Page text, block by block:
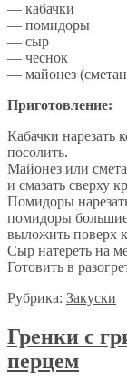
— кабачки
— помидоры
— сыр
— чеснок
— майонез
Приготовление:
Кабачки нарезать
посолить.
Майонез или
и смазать сверху
Помидоры
помидоры
выложить поверх
Сыр натереть на
Готовить в
Рубрика: Закуски
Гренки с
перцем